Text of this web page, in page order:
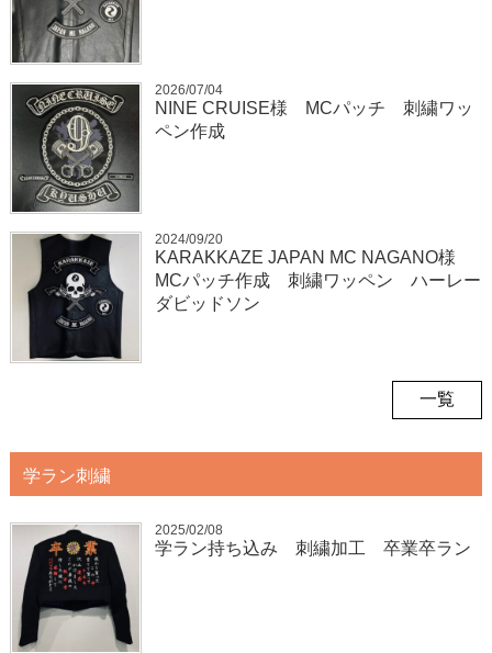
2026/07/04
NINE CRUISE様 MCパッチ 刺繍ワッ
ペン作成
2024/09/20
KARAKKAZE JAPAN MC NAGANO様
MCパッチ作成 刺繍ワッペン ハーレー
ダビッドソン
一覧
学ラン刺繍
2025/02/08
学ラン持ち込み 刺繍加工 卒業卒ラン